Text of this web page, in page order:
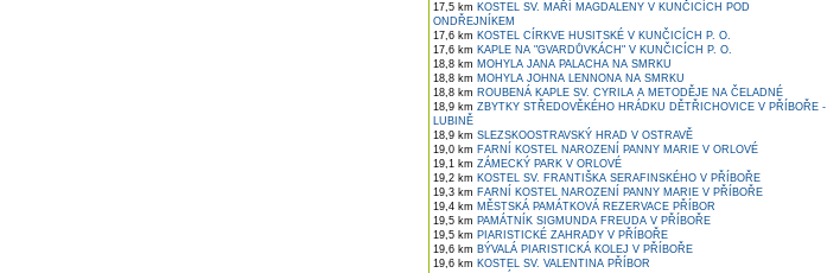
17,5 km KOSTEL SV. MAŘÍ MAGDALENY V KUNČICÍCH POD
ONDŘEJNÍKEM
17,6 km KOSTEL CÍRKVE HUSITSKÉ V KUNČICÍCH P. O.
17,6 km KAPLE NA "GVARDŮVKÁCH" V KUNČICÍCH P. O.
18,8 km MOHYLA JANA PALACHA NA SMRKU
18,8 km MOHYLA JOHNA LENNONA NA SMRKU
18,8 km ROUBENÁ KAPLE SV. CYRILA A METODĚJE NA ČELADNÉ
18,9 km ZBYTKY STŘEDOVĚKÉHO HRÁDKU DĚTŘICHOVICE V PŘÍBOŘE -
LUBINĚ
18,9 km SLEZSKOOSTRAVSKÝ HRAD V OSTRAVĚ
19,0 km FARNÍ KOSTEL NAROZENÍ PANNY MARIE V ORLOVÉ
19,1 km ZÁMECKÝ PARK V ORLOVÉ
19,2 km KOSTEL SV. FRANTIŠKA SERAFINSKÉHO V PŘÍBOŘE
19,3 km FARNÍ KOSTEL NAROZENÍ PANNY MARIE V PŘÍBOŘE
19,4 km MĚSTSKÁ PAMÁTKOVÁ REZERVACE PŘÍBOR
19,5 km PAMÁTNÍK SIGMUNDA FREUDA V PŘÍBOŘE
19,5 km PIARISTICKÉ ZAHRADY V PŘÍBOŘE
19,6 km BÝVALÁ PIARISTICKÁ KOLEJ V PŘÍBOŘE
19,6 km KOSTEL SV. VALENTINA PŘÍBOR